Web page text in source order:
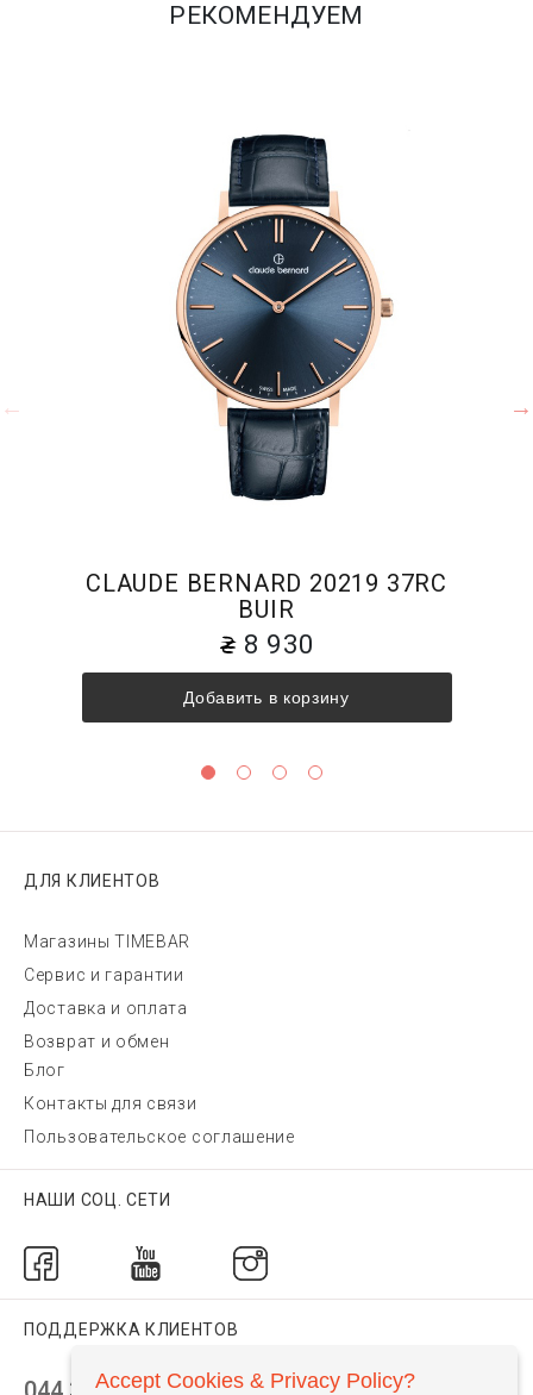
РЕКОМЕНДУЕМ
CLAUDE BERNARD 20219 37RC
BUIR
8 930
Добавить в корзину
ДЛЯ КЛИЕНТОВ
Магазины TIMEBAR
Сервис и гарантии
Доставка и оплата
Возврат и обмен
Блог
Контакты для связи
Пользовательское соглашение
НАШИ СОЦ. СЕТИ
ПОДДЕРЖКА КЛИЕНТОВ
Accept Cookies & Privacy Policy?